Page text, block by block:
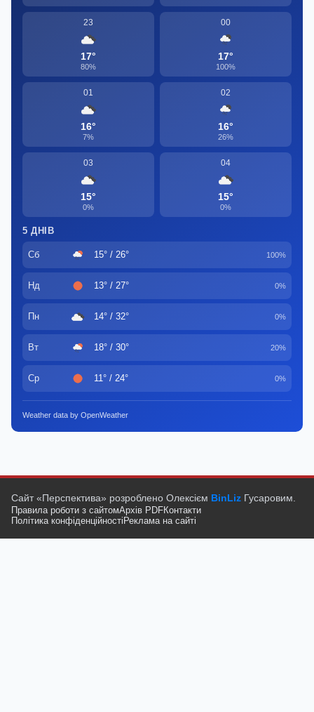
23
17°
80%
00
17°
100%
01
16°
7%
02
16°
26%
03
15°
0%
04
15°
0%
5 ДНІВ
Сб 15° / 26° 100%
Нд 13° / 27° 0%
Пн 14° / 32° 0%
Вт 18° / 30° 20%
Ср 11° / 24° 0%
Weather data by OpenWeather
Сайт «Перспектива» розроблено Олексієм BinLiz Гусаровим.
Правила роботи з сайтомАрхів PDFКонтакти
Політика конфіденційності Реклама на сайті